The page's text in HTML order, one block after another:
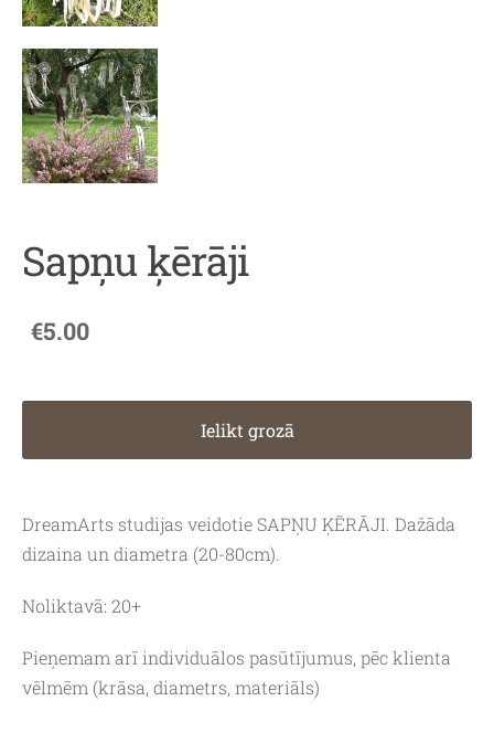
Sapņu ķērāji
€5.00
Ielikt grozā
DreamArts studijas veidotie SAPŅU ĶĒRĀJI. Dažāda
dizaina un diametra (20-80cm).
Noliktavā: 20+
Pieņemam arī individuālos pasūtījumus, pēc klienta
vēlmēm (krāsa, diametrs, materiāls)